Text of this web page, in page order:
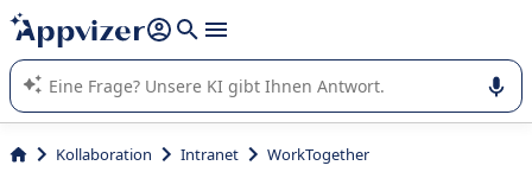
beantworten (mehrere Zeilen mit
Die KI von Appvizer führt Sie bei der Nutzung oder Auswahl
von SaaS-Software in Unternehmen.
Kollaboration Intranet WorkTogether